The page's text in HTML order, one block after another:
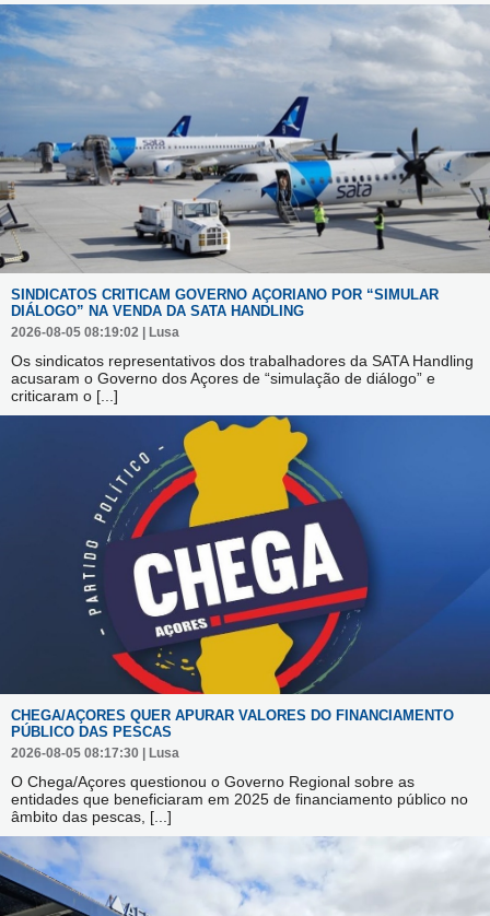
SINDICATOS CRITICAM GOVERNO AÇORIANO POR “SIMULAR
DIÁLOGO” NA VENDA DA SATA HANDLING
2026-08-05 08:19:02 | Lusa
Os sindicatos representativos dos trabalhadores da SATA Handling
acusaram o Governo dos Açores de “simulação de diálogo” e
criticaram o [...]
CHEGA/AÇORES QUER APURAR VALORES DO FINANCIAMENTO
PÚBLICO DAS PESCAS
2026-08-05 08:17:30 | Lusa
O Chega/Açores questionou o Governo Regional sobre as
entidades que beneficiaram em 2025 de financiamento público no
âmbito das pescas, [...]